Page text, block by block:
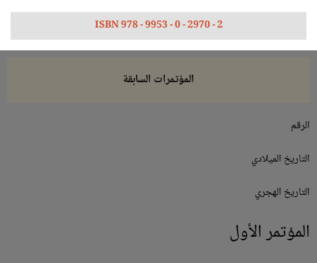
ISBN 978 - 9953 - 0 - 2970 - 2
المؤتمرات السابقة
الرقم
التاريخ الميلادي
التاريخ الهجري
المؤتمر الأول